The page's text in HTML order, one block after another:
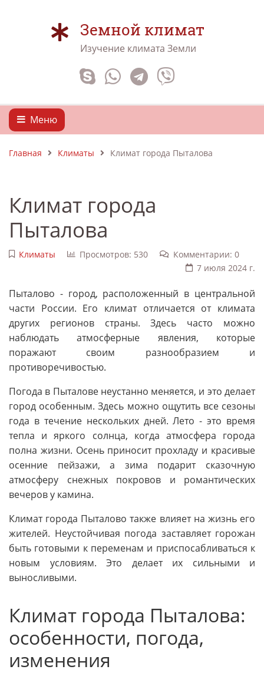
Земной климат
Изучение климата Земли
Меню
Главная Климаты Климат города Пыталова
Климат города
Пыталова
Климаты Просмотров: 530
Комментарии: 0
7 июля 2024 г.
Пыталово - город, расположенный в центральной
части России. Его климат отличается от климата
других регионов страны. Здесь часто можно
наблюдать атмосферные явления, которые
поражают своим разнообразием и
противоречивостью.
Погода в Пыталове неустанно меняется, и это делает
город особенным. Здесь можно ощутить все сезоны
года в течение нескольких дней. Лето - это время
тепла и яркого солнца, когда атмосфера города
полна жизни. Осень приносит прохладу и красивые
осенние пейзажи, а зима подарит сказочную
атмосферу снежных покровов и романтических
вечеров у камина.
Климат города Пыталово также влияет на жизнь его
жителей. Неустойчивая погода заставляет горожан
быть готовыми к переменам и приспосабливаться к
новым условиям. Это делает их сильными и
выносливыми.
Климат города Пыталова:
особенности, погода,
изменения